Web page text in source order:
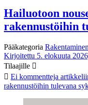
Hailuotoon
rakennustöihin
Pääkategoria Rakentaminen
Kirjoitettu 5. elokuuta
Tilaajille
Ei kommentteja
rakennustöihin tulevana